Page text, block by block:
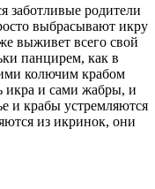
заботливые родители
выбрасывают икру
выживет всего свой
панцирем, как в
колючим крабом
икра и сами жабры, и
и крабы устремляются
из икринок, они